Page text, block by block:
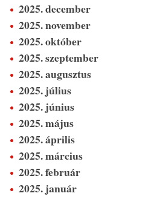
2025. december
2025. november
2025. október
2025. szeptember
2025. augusztus
2025. július
2025. június
2025. május
2025. április
2025. március
2025. február
2025. január